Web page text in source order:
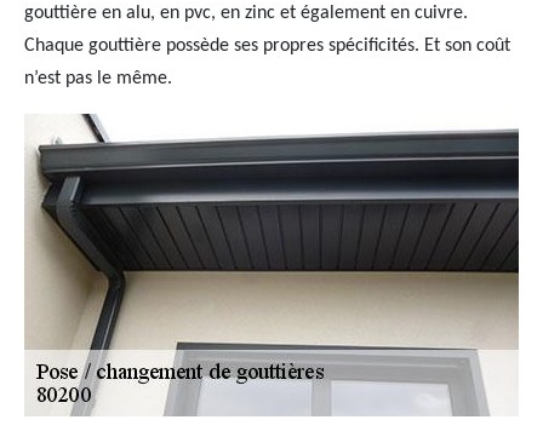
gouttière en alu, en pvc, en zinc et également en cuivre.
Chaque gouttière possède ses propres spécificités. Et son coût
n’est pas le même.